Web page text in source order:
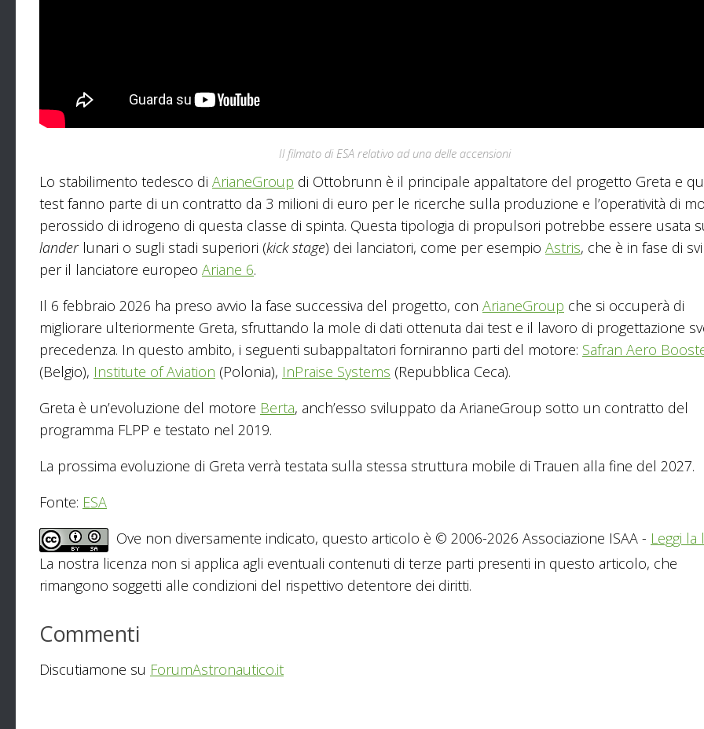
Il filmato di ESA relativo ad una delle accensioni
Lo stabilimento tedesco di ArianeGroup di Ottobrunn è il principale appaltatore del progetto Greta e
test fanno parte di un contratto da 3 milioni di euro per le ricerche sulla produzione e l’operatività di
perossido di idrogeno di questa classe di spinta. Questa tipologia di propulsori potrebbe essere usata
landerlunari o sugli stadi superiori (kick stage) dei lanciatori, come per esempio Astris, che è in fase di
per il lanciatore europeo Ariane 6.
Il 6 febbraio 2026 ha preso avvio la fase successiva del progetto, con ArianeGroup che si occuperà di
migliorare ulteriormente Greta, sfruttando la mole di dati ottenuta dai test e il lavoro di progettazione
precedenza. In questo ambito, i seguenti subappaltatori forniranno parti del motore: Safran Aero
(Belgio), Institute of Aviation (Polonia), InPraise Systems (Repubblica Ceca).
Greta è un’evoluzione del motore Berta, anch’esso sviluppato da ArianeGroup sotto un contratto del
programma FLPP e testato nel 2019.
La prossima evoluzione di Greta verrà testata sulla stessa struttura mobile di Trauen alla fine del 2027.
Fonte: ESA
Ove non diversamente indicato, questo articolo è © 2006-2026 Associazione ISAA - Leggi la
La nostra licenza non si applica agli eventuali contenuti di terze parti presenti in questo articolo, che
rimangono soggetti alle condizioni del rispettivo detentore dei diritti.
Commenti
Discutiamone su ForumAstronautico.it